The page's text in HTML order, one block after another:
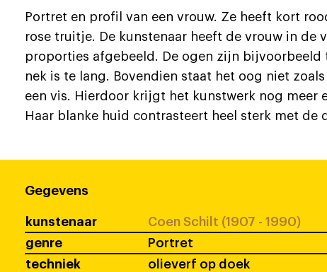
Portret en profil van een vrouw. Ze heeft kort
rose truitje. De kunstenaar heeft de vrouw in
proporties afgebeeld. De ogen zijn
nek is te lang. Bovendien staat het oog niet
een vis. Hierdoor krijgt het kunstwerk nog meer
Haar blanke huid contrasteert heel sterk met de
Gegevens
kunstenaar
Coen Schilt (1907 - 1990)
genre
Portret
techniek
olieverf op doek